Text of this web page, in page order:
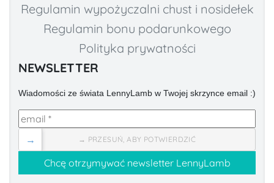
Regulamin wypożyczalni chust i nosidełek
Regulamin bonu podarunkowego
Polityka prywatności
NEWSLETTER
Wiadomości ze świata LennyLamb w Twojej skrzynce email :)
→ PRZESUŃ, ABY POTWIERDZIĆ
→